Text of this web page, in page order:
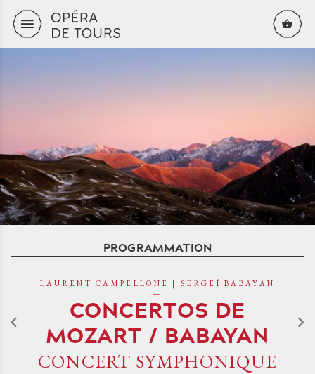
Aller au contenu principal
PROGRAMMATION
LAURENT CAMPELLONE | SERGEÏ BABAYAN
CONCERTOS DE
MOZART / BABAYAN
CONCERT SYMPHONIQUE